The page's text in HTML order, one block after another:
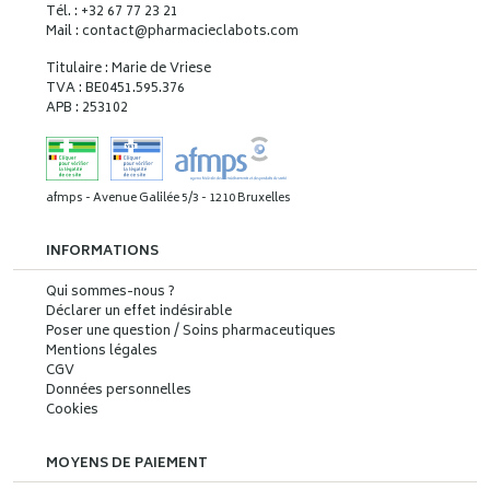
Tél. : +32 67 77 23 21
Mail : contact@pharmacieclabots.com
Titulaire : Marie de Vriese
TVA : BE0451.595.376
APB : 253102
afmps - Avenue Galilée 5/3 - 1210 Bruxelles
INFORMATIONS
Qui sommes-nous ?
Déclarer un effet indésirable
Poser une question / Soins pharmaceutiques
Mentions légales
CGV
Données personnelles
Cookies
MOYENS DE PAIEMENT